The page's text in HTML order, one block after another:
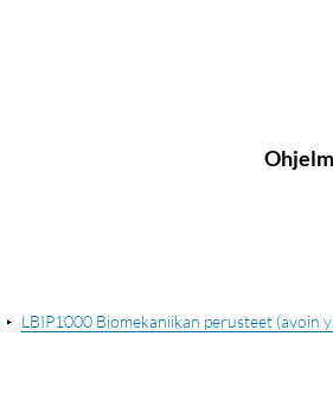
LBIP1000 Biomekaniikan perusteet (avoin